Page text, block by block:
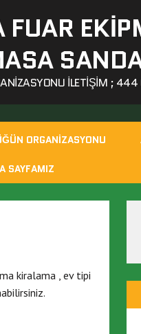
ILETIŞIM ;
ORGANIZASYONU
SAYFAMIZ
kiralama , ev tipi